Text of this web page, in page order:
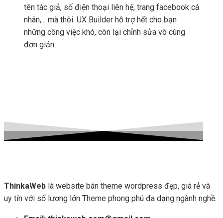
tên tác giả, số điện thoại liên hệ, trang facebook cá
nhân,... mà thôi. UX Builder hỗ trợ hết cho bạn
những công việc khó, còn lại chỉnh sửa vô cùng
đơn giản.
ThinkaWeb là website bán theme wordpress đẹp, giá rẻ và
uy tín với số lượng lớn Theme phong phú đa dạng ngành nghề.